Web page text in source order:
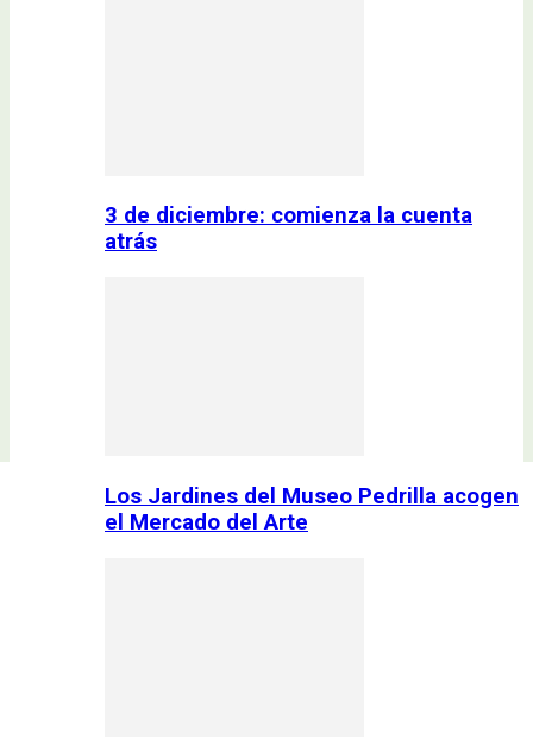
3 de diciembre: comienza la cuenta
atrás
Los Jardines del Museo Pedrilla acogen
el Mercado del Arte